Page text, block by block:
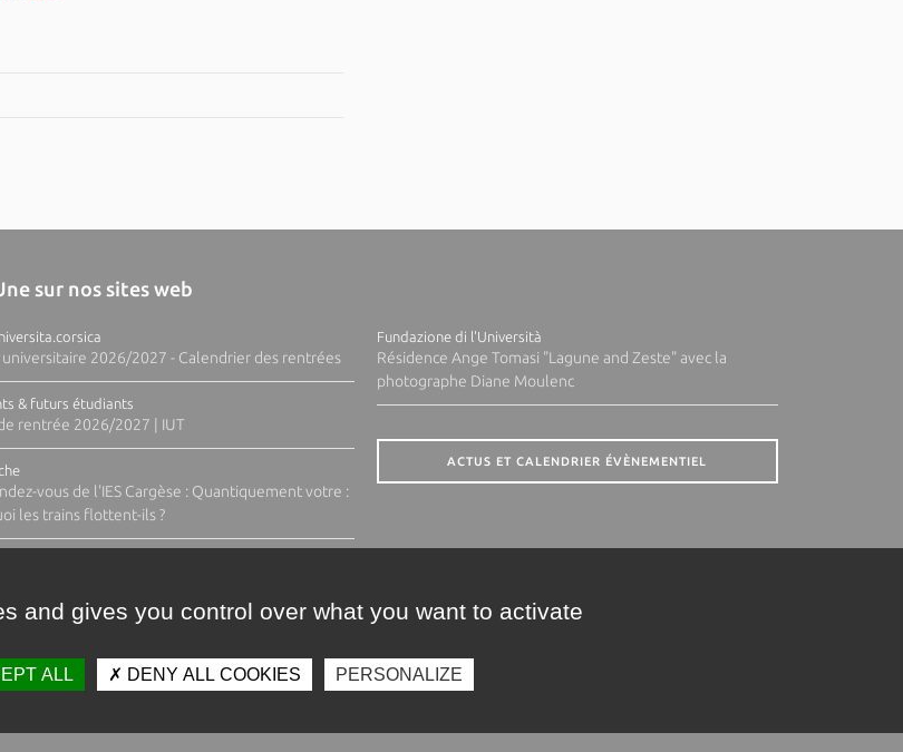
sur nos sites web
2026/2027 - Calendrier des rentrées
& futurs étudiants
rentrée 2026/2027 | IUT
vous de l'IES Cargèse : Quantiquement votre :
les trains flottent-ils ?
Fundazione di l'Università
Résidence Ange Tomasi "Lagune and Zeste" avec la
photographe Diane Moulenc
ACTUS ET CALENDRIER ÉVÈNEMENTIEL
and gives you control over what you want to activate
ALL DENY ALL COOKIES PERSONALIZE